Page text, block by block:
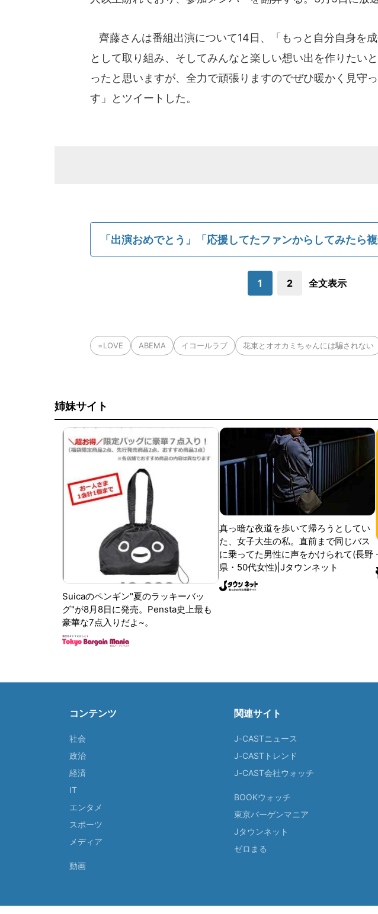
齊藤さんは番組出演について14日、「もっと自分自身を
として取り組み、そしてみんなと楽しい想い出を作りたい
ったと思いますが、全力で頑張りますのでぜひ暖かく見守
す」とツイートした。
「出演おめでとう」「応援してたファンからしてみたら複
1 2 全文表示
=LOVE ABEMA イコールラブ 花束とオオカミちゃんには騙されない
姉妹サイト
Suicaのペンギン"夏のラッキーバッ
グ"が8月8日に発売。Pensta史上最も
豪華な7点入りだよ~。
真っ暗な夜道を歩いて帰ろうとしてい
た、女子大生の私。直前まで同じバス
に乗ってた男性に声をかけられて(長野
県・50代女性)|Jタウンネット
コンテンツ
社会
政治
経済
IT
エンタメ
スポーツ
メディア
動画
関連サイト
J-CASTニュース
J-CASTトレンド
J-CAST会社ウォッチ
BOOKウォッチ
東京バーゲンマニア
Jタウンネット
ゼロまる